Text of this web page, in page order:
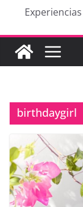
birthdaygirl